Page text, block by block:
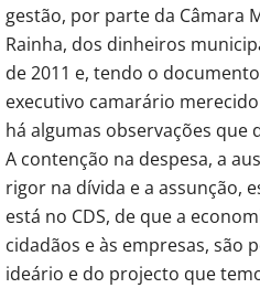
gestão, por parte da Câmara
Rainha, dos dinheiros
de 2011 e, tendo o
executivo camarário
há algumas observações que
A contenção na despesa, a
rigor na dívida e a assunção,
está no CDS, de que a
cidadãos e às empresas, são
ideário e do projecto que